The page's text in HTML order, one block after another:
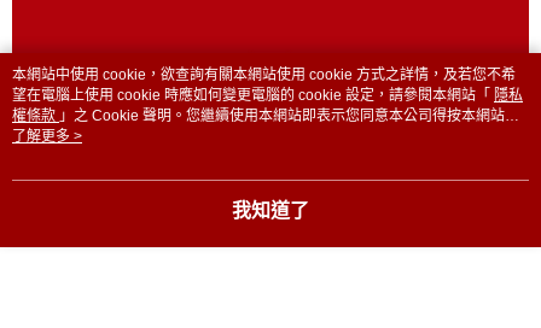
本網站中使用 cookie，欲查詢有關本網站使用 cookie 方式之詳情，及若您不希
望在電腦上使用 cookie 時應如何變更電腦的 cookie 設定，請參閱本網站「 隱私
權條款 」之 Cookie 聲明。您繼續使用本網站即表示您同意本公司得按本網站使
用條款之 Cookie 聲明使用 cookie。
了解更多 >
我知道了